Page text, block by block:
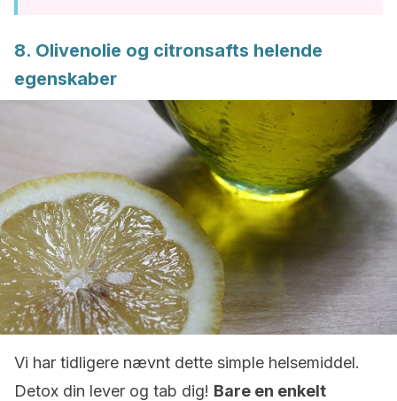
8. Olivenolie og citronsafts helende
egenskaber
Vi har tidligere nævnt dette simple helsemiddel.
Detox din lever og tab dig! Bare en enkelt